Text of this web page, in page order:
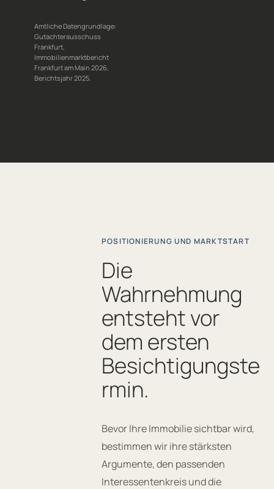
Amtliche Datengrundlage:
Gutachterausschuss
Frankfurt,
Immobilienmarktbericht
Frankfurt am Main 2026,
Berichtsjahr 2025.
POSITIONIERUNG UND MARKTSTART
Die
Wahrnehmung
entsteht vor
dem ersten
Besichtigungste
rmin.
Bevor Ihre Immobilie sichtbar wird,
bestimmen wir ihre stärksten
Argumente, den passenden
Interessentenkreis und die